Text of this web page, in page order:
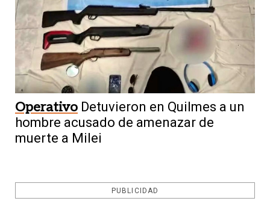
Operativo Detuvieron en Quilmes a un
hombre acusado de amenazar de
muerte a Milei
PUBLICIDAD